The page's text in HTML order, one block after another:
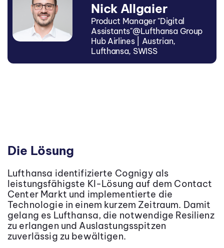
Nick Allgaier
Product Manager "Digital
Assistants"@Lufthansa Group
Hub Airlines | Austrian,
Lufthansa, SWISS
Die Lösung
Lufthansa identifizierte Cognigy als
leistungsfähigste KI-Lösung auf dem Contact
Center Markt und implementierte die
Technologie in einem kurzem Zeitraum. Damit
gelang es Lufthansa, die notwendige Resilienz
zu erlangen und Auslastungsspitzen
zuverlässig zu bewältigen.